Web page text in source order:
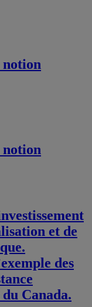
notion
notion
et de
des
Canada.